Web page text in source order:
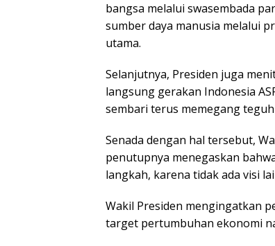
bangsa melalui swasembada
sumber daya manusia melalui
utama.
Selanjutnya, Presiden juga
langsung gerakan Indonesia
sembari terus memegang
Senada dengan hal tersebut,
penutupnya menegaskan
langkah, karena tidak ada visi
Wakil Presiden mengingatkan
target pertumbuhan ekonomi